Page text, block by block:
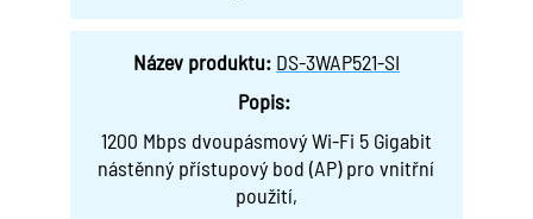
Název produktu: DS-3WAP521-SI
Popis:
1200 Mbps dvoupásmový Wi-Fi 5 Gigabit
nástěnný přístupový bod (AP) pro vnitřní
použití,